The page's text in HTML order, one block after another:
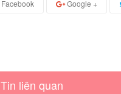
Facebook Google +
Tin liên quan